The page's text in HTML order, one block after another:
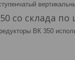
со склада по
ВК 350